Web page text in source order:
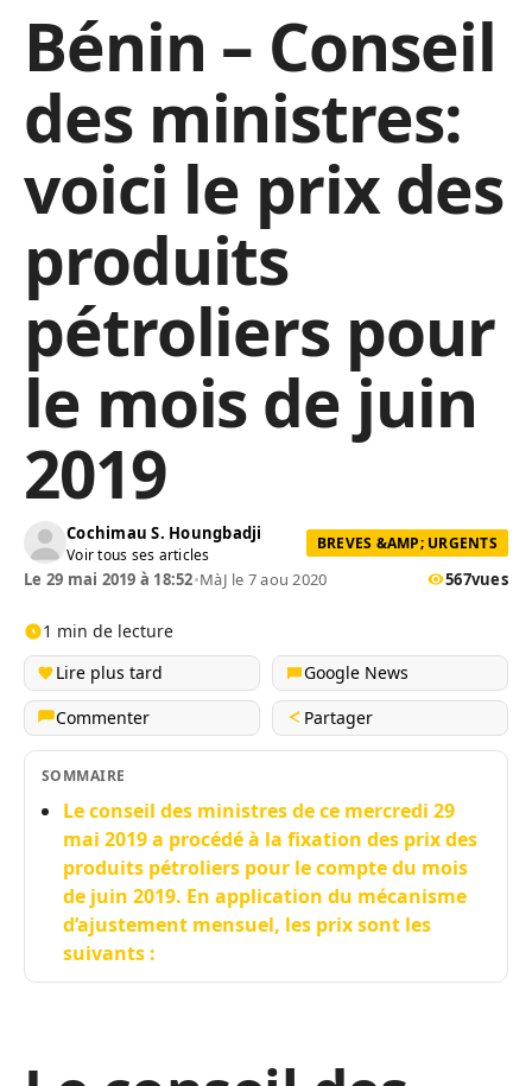
Bénin – Conseil
des ministres:
voici le prix des
produits
pétroliers pour
le mois de juin
2019
Cochimau S. Houngbadji
Voir tous ses articles
BREVES &AMP; URGENTS
Le 29 mai 2019 à 18:52•MàJ le 7 aou 2020 567vues
1 min de lecture
Lire plus tard
Google News
Commenter
Partager
SOMMAIRE
Le conseil des ministres de ce mercredi 29
mai 2019 a procédé à la fixation des prix des
produits pétroliers pour le compte du mois
de juin 2019. En application du mécanisme
d’ajustement mensuel, les prix sont les
suivants :